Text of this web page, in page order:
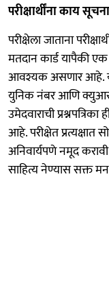
परीक्षार्थींना काय
परीक्षेला जाताना
मतदान कार्ड यापैकी
आवश्यक असणार आहे.
युनिक नंबर आणि
उमेदवाराची
आहे. परीक्षेत प्रत्यक्षात
अनिवार्यपणे नमूद
साहित्य नेण्यास सक्त